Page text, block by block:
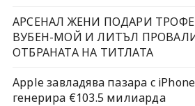
АРСЕНАЛ ЖЕНИ ПОДАРИ
ВУБЕН-МОЙ И ЛИТЪЛ
ОТБРАНАТА НА ТИТЛАТА
Apple завладява пазара с
генерира €103.5 милиарда